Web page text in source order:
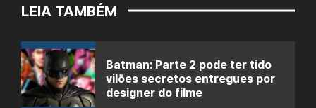
LEIA TAMBÉM
Batman: Parte 2 pode ter tido
vilões secretos entregues por
designer do filme